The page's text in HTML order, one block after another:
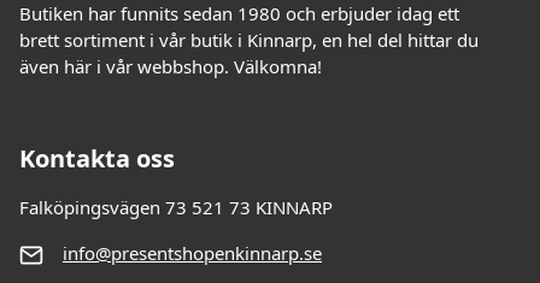
Butiken har funnits sedan 1980 och erbjuder idag ett
brett sortiment i vår butik i Kinnarp, en hel del hittar du
även här i vår webbshop. Välkomna!
Kontakta oss
Falköpingsvägen 73 521 73 KINNARP
info@presentshopenkinnarp.se